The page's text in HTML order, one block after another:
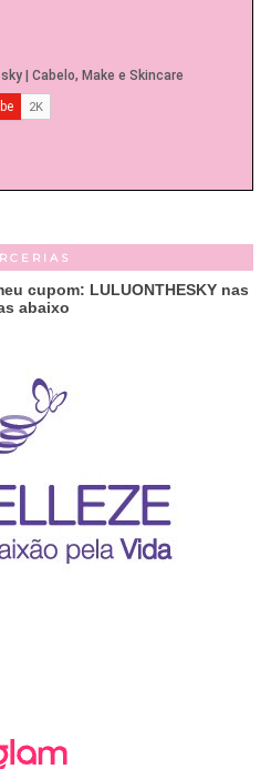
cupom: LULUONTHESKY nas
abaixo